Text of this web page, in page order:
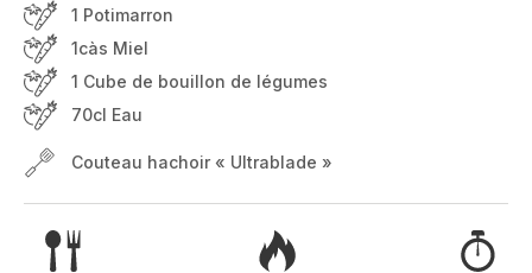
1 Potimarron
1càs Miel
1 Cube de bouillon de légumes
70cl Eau
Couteau hachoir « Ultrablade »